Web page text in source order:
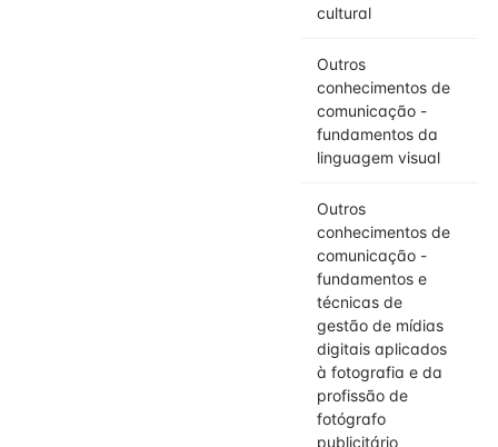
cultural
Outros
conhecimentos de
comunicação -
fundamentos da
linguagem visual
Outros
conhecimentos de
comunicação -
fundamentos e
técnicas de
gestão de mídias
digitais aplicados
à fotografia e da
profissão de
fotógrafo
publicitário